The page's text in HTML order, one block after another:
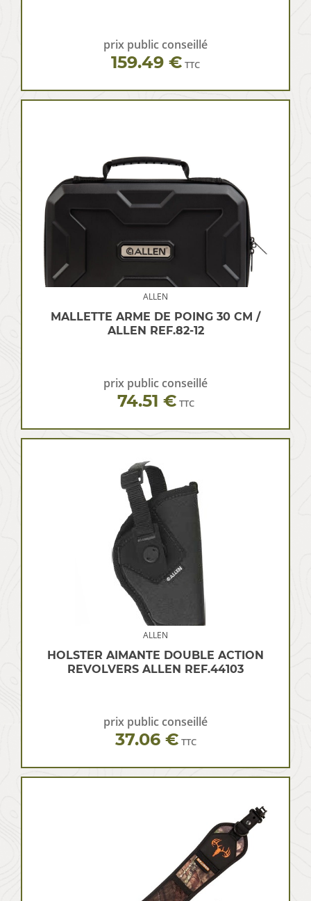
prix public conseillé
159.49 € TTC
ALLEN
MALLETTE ARME DE POING 30 CM /
ALLEN REF.82-12
prix public conseillé
74.51 € TTC
ALLEN
HOLSTER AIMANTE DOUBLE ACTION
REVOLVERS ALLEN REF.44103
prix public conseillé
37.06 € TTC